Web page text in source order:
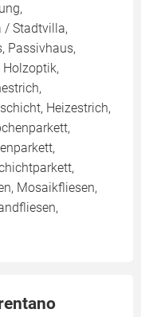
/ Stadtvilla,
Passivhaus,
Heizestrich,
Mosaikfliesen,